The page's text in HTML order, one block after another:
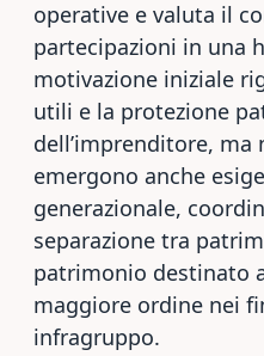
operative e valuta il
partecipazioni in una
motivazione iniziale
utili e la protezione
dell’imprenditore, ma
emergono anche
generazionale,
separazione tra
patrimonio destinato
maggiore ordine nei
infragruppo.